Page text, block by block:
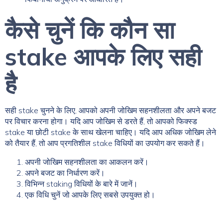
कैसे चुनें कि कौन सा
stake आपके लिए सही
है
सही stake चुनने के लिए, आपको अपनी जोखिम सहनशीलता और अपने बजट
पर विचार करना होगा। यदि आप जोखिम से डरते हैं, तो आपको फिक्स्ड
stake या छोटी stake के साथ खेलना चाहिए। यदि आप अधिक जोखिम लेने
को तैयार हैं, तो आप प्रगतिशील stake विधियों का उपयोग कर सकते हैं।
अपनी जोखिम सहनशीलता का आकलन करें।
अपने बजट का निर्धारण करें।
विभिन्न staking विधियों के बारे में जानें।
एक विधि चुनें जो आपके लिए सबसे उपयुक्त हो।